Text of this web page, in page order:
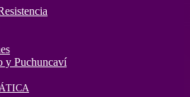
y Puchuncaví